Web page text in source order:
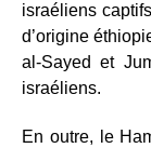
israéliens
d’origine
al-Sayed et
israéliens.
En outre, le